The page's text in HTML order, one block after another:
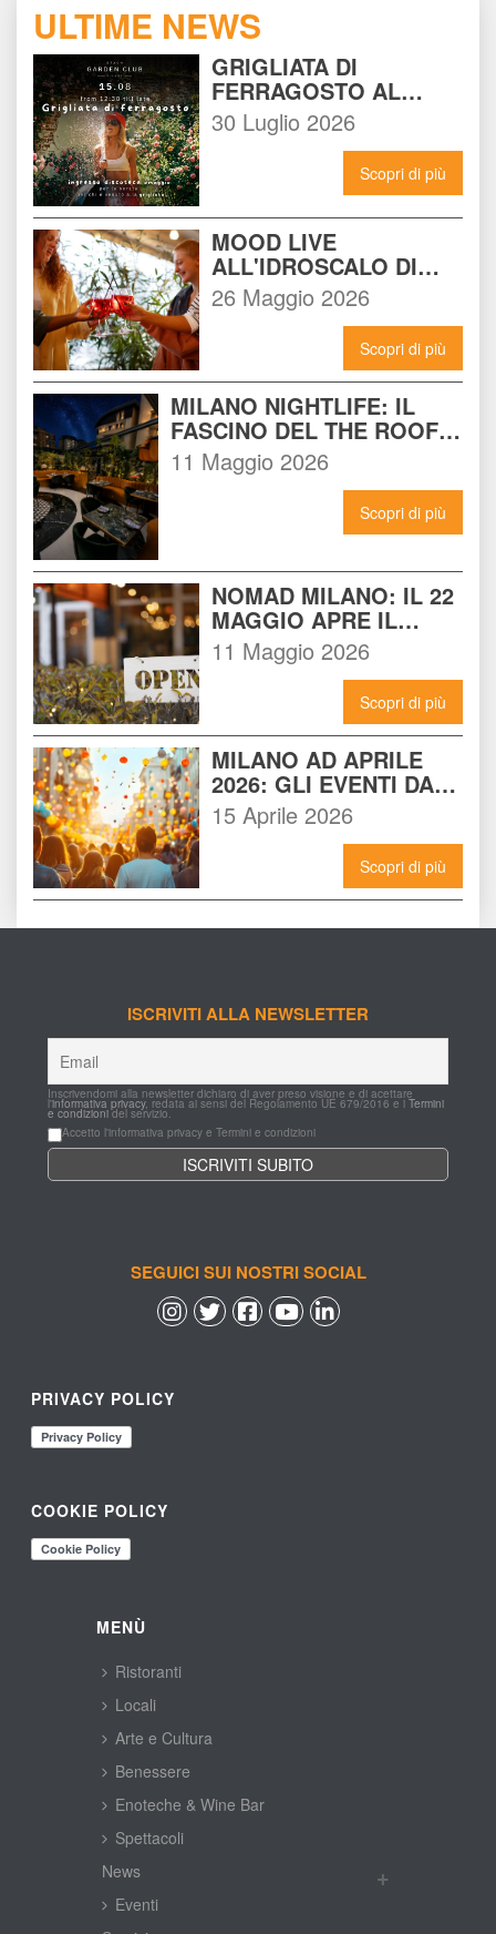
ULTIME NEWS
GRIGLIATA DI
FERRAGOSTO AL
BEACH GARDEN CLUB
MILANO: LA FESTA DA
NON PERDERE DEL 15
30 Luglio 2026
Scopri di più
MOOD LIVE
ALL'IDROSCALO DI
MILANO: IL LOCALE
CHE DEVI CONOSCERE
26 Maggio 2026
Scopri di più
MILANO NIGHTLIFE: IL
FASCINO DEL THE ROOF
14 INCONTRA L'ENERGIA
DEL NOMAD
11 Maggio 2026
Scopri di più
NOMAD MILANO: IL 22
MAGGIO APRE IL
LOCALE CHE
CAMBIERÀ I VENERDÌ
SERA A MILANO
11 Maggio 2026
Scopri di più
MILANO AD APRILE
2026: GLI EVENTI DA
NON PERDERE E
COME VIVERLI AL
15 Aprile 2026
Scopri di più
ISCRIVITI ALLA NEWSLETTER
Inscrivendomi alla newsletter dichiaro di aver preso visione e di acettare
l'informativa privacy, redata ai sensi del Regolamento UE 679/2016 e i Termini
e condizioni del servizio.
Accetto l'informativa privacy e Termini e condizioni
SEGUICI SUI NOSTRI SOCIAL
PRIVACY POLICY
COOKIE POLICY
MENÙ
Ristoranti
Locali
Arte e Cultura
Benessere
Enoteche & Wine Bar
Spettacoli
New
Eventi